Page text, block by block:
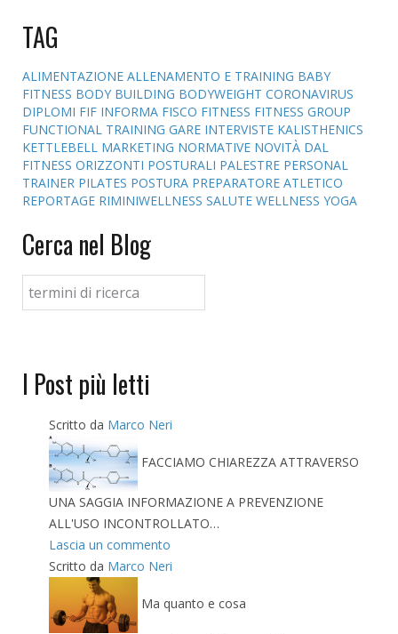
TAG
ALIMENTAZIONE ALLENAMENTO E TRAINING BABY
FITNESS BODY BUILDING BODYWEIGHT CORONAVIRUS
DIPLOMI FIF INFORMA FISCO FITNESS FITNESS GROUP
FUNCTIONAL TRAINING GARE INTERVISTE KALISTHENICS
KETTLEBELL MARKETING NORMATIVE NOVITÀ DAL
FITNESS ORIZZONTI POSTURALI PALESTRE PERSONAL
TRAINER PILATES POSTURA PREPARATORE ATLETICO
REPORTAGE RIMINIWELLNESS SALUTE WELLNESS YOGA
Cerca nel Blog
I Post più letti
Scritto da Marco Neri
FACCIAMO CHIAREZZA ATTRAVERSO
UNA SAGGIA INFORMAZIONE A PREVENZIONE
ALL'USO INCONTROLLATO…
Lascia un commento
Scritto da Marco Neri
Ma quanto e cosa